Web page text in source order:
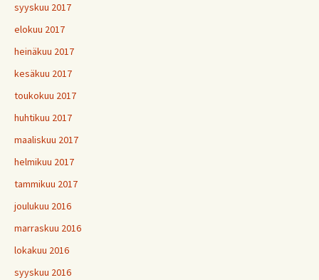
syyskuu 2017
elokuu 2017
heinäkuu 2017
kesäkuu 2017
toukokuu 2017
huhtikuu 2017
maaliskuu 2017
helmikuu 2017
tammikuu 2017
joulukuu 2016
marraskuu 2016
lokakuu 2016
syyskuu 2016